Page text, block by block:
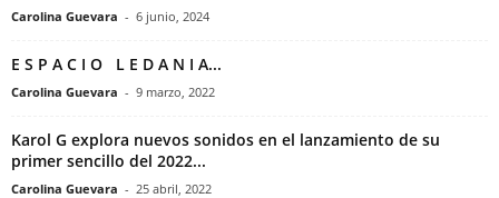
Carolina Guevara - 6 junio, 2024
E S P A C I O L E D A N I A...
Carolina Guevara - 9 marzo, 2022
Karol G explora nuevos sonidos en el lanzamiento de su
primer sencillo del 2022...
Carolina Guevara - 25 abril, 2022